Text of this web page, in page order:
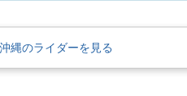
縄のライダーを見る